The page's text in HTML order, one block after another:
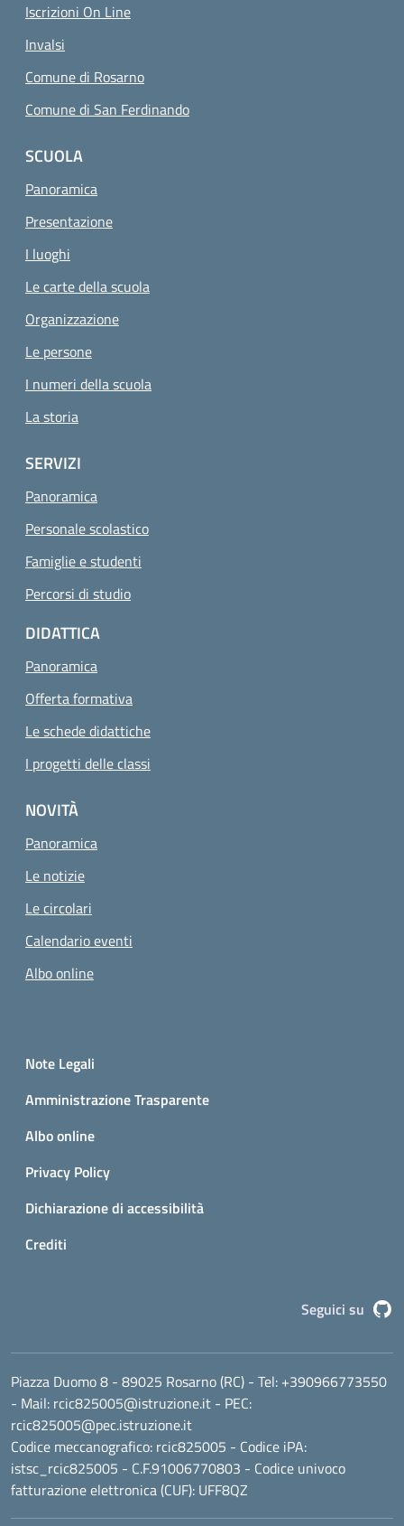
Iscrizioni On Line
Invalsi
Comune di Rosarno
Comune di San Ferdinando
SCUOLA
Panoramica
Presentazione
I luoghi
Le carte della scuola
Organizzazione
Le persone
I numeri della scuola
La storia
SERVIZI
Panoramica
Personale scolastico
Famiglie e studenti
Percorsi di studio
DIDATTICA
Panoramica
Offerta formativa
Le schede didattiche
I progetti delle classi
NOVITÀ
Panoramica
Le notizie
Le circolari
Calendario eventi
Albo online
Small prints
Note Legali
Amministrazione Trasparente
Albo online
Privacy Policy
Dichiarazione di accessibilità
Crediti
Seguici su
Piazza Duomo 8 - 89025 Rosarno (RC) - Tel: +390966773550
- Mail: rcic825005@istruzione.it - PEC:
rcic825005@pec.istruzione.it
Codice meccanografico: rcic825005 - Codice iPA:
istsc_rcic825005 - C.F.91006770803 - Codice univoco
fatturazione elettronica (CUF): UFF8QZ